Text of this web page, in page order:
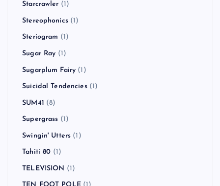
Starcrawler (1)
Stereophonics(1)
Steriogram (1)
Sugar Ray (1)
Sugarplum Fairy (1)
Suicidal Tendencies(1)
SUM41 (8)
Supergrass (1)
Swingin' Utters (1)
Tahiti 80 (1)
TELEVISION (1)